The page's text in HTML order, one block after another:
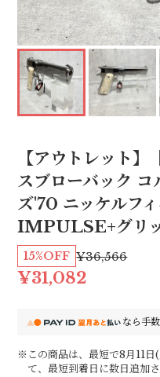
【アウトレット
スブローバック
ズ'70 ニッケルフ
IMPULSE+グリ
¥36,566
15%OFF
¥31,082
なら手
※この商品は、最短で8月11日
て、最短到着日に数日追加